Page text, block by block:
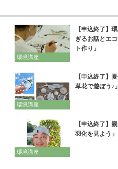
環境講座
【申込終了】
ぎるお話とエ
ト作り」
環境講座
【申込終了】
草花で遊ぼう♪」
環境講座
【申込終了】
羽化を見よう」